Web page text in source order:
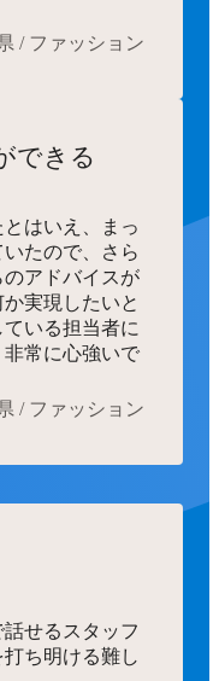
/ ファッション
できる
はいえ、まっ
たので、さら
アドバイスが
実現したいと
いる担当者に
常に心強いで
/ ファッション
せるスタッフ
ち明ける難し